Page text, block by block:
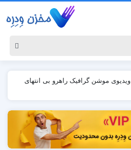
ویدیوی موشن گرافیک راهرو بی انتهای